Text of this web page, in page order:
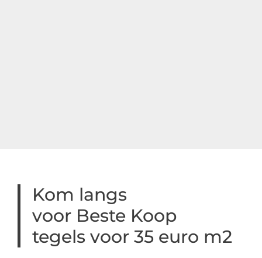
Kom langs
voor Beste Koop
tegels voor 35 euro m2